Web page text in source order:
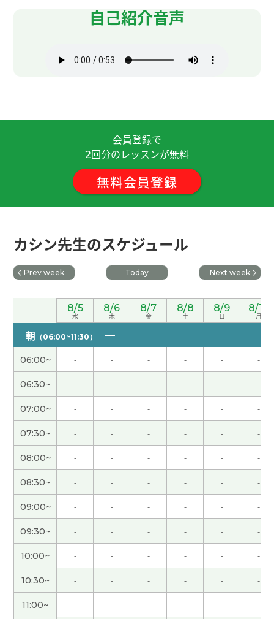
谢谢老师！ 我会继续学习中文 请多多指教 下次见
( 男性 )
我很喜欢老师的课。谢谢!
谢谢老师！ 当然我想去台湾工作看看呀！ 下次见
太少了 哈哈 下次见吧！
( 男性 )
とても優しい。おすすめの先生です
谢谢老师！ 好久不见了 如果在台湾有好工作的话请
告诉我！ 哈哈
( 男性 )
谢谢老师！新年快乐 下次见吧！( 男性 )
谢谢老师！ 这节课也很开心 下次见吧！
同上。谢谢。 ( 40代 女性 )
能够久违见到您，我真的感到非常开心。因为我有
一段时间没有学习中文，这次和您聊天后，我想重
新继续努力学习。下次见。谢谢。
指導は厳しいようですが、お話相手としてはとても
楽しい方ですよ( 40代 男性 )
自己紹介音声
会員登録で
2回分のレッスンが無料
無料会員登録
カシン先生のスケジュール
Prev week Today Next week
8/5
水
8/6
木
8/7
金
8/8
土
8/9
日
8/10
月
朝 （06:00~11:30）
06:00~ - - - - - -
06:30~ - - - - - -
07:00~ - - - - - -
07:30~ - - - - - -
08:00~ - - - - - -
08:30~ - - - - - -
09:00~ - - - - - -
09:30~ - - - - - -
10:00~ - - - - - -
10:30~ - - - - - -
11:00~ - - - - - -